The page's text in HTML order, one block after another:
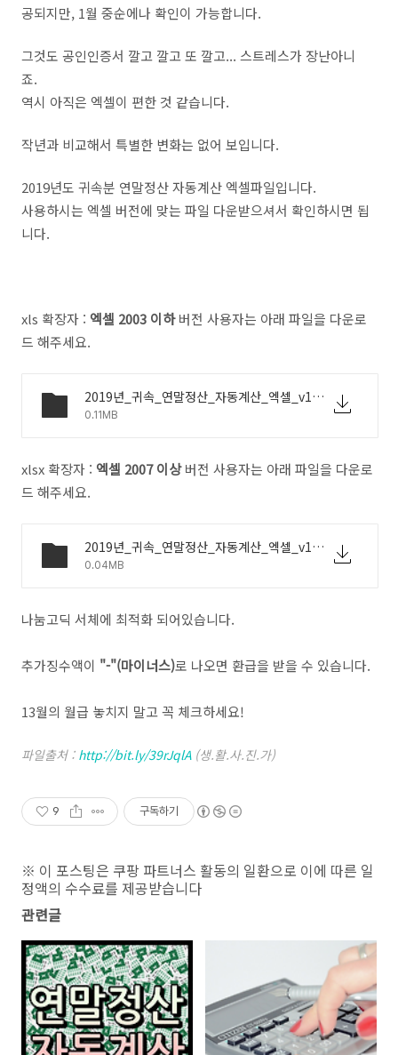
공되지만, 1월 중순에나 확인이 가능합니다.
그것도 공인인증서 깔고 깔고 또 깔고... 스트레스가 장난아니
죠.
역시 아직은 엑셀이 편한 것 같습니다.
작년과 비교해서 특별한 변화는 없어 보입니다.
2019년도 귀속분 연말정산 자동계산 엑셀파일입니다.
사용하시는 엑셀 버전에 맞는 파일 다운받으셔서 확인하시면 됩
니다.
xls 확장자 : 엑셀 2003 이하버전 사용자는 아래 파일을 다운로
드 해주세요.
2019년_귀속_연말정산_자동계산_엑셀_v1.6.xls
0.11MB
xlsx 확장자 : 엑셀 2007 이상버전 사용자는 아래 파일을 다운로
드 해주세요.
2019년_귀속_연말정산_자동계산_엑셀_v1.6.xlsx
0.04MB
나눔고딕 서체에 최적화 되어있습니다.
추가징수액이 "-"(마이너스)로 나오면 환급을 받을 수 있습니다.
13월의 월급 놓치지 말고 꼭 체크하세요!
파일출처 : http://bit.ly/39rJqlA(생.활.사.진.가)
9 구독하기
※ 이 포스팅은 쿠팡 파트너스 활동의 일환으로 이에 따른 일
정액의 수수료를 제공받습니다
관련글